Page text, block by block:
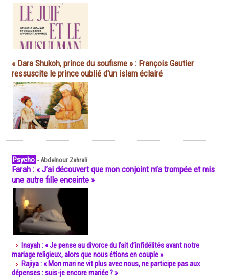
« Dara Shukoh, prince du soufisme » : François Gautier
ressuscite le prince oublié d'un islam éclairé
Psycho -Abdelnour Zahrali
Farah : « J’ai découvert que mon conjoint m’a trompée et mis
une autre fille enceinte »
Inayah : « Je pense au divorce du fait d’infidélités avant notre
mariage religieux, alors que nous étions en couple »
Rajiya : « Mon mari ne vit plus avec nous, ne participe pas aux
dépenses : suis-je encore mariée ? »